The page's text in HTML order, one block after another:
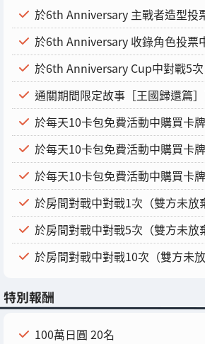
於6th Anniversary 主戰者造型投
於6th Anniversary 收錄角色投票
於6th Anniversary Cup中對戰5次
通關期間限定故事［王國歸還篇
於每天10卡包免費活動中購買卡
於每天10卡包免費活動中購買卡
於每天10卡包免費活動中購買卡
於房間對戰中對戰1次（雙方未放
於房間對戰中對戰5次（雙方未放
於房間對戰中對戰10次（雙方未放
特別報酬
100萬日圓 20名